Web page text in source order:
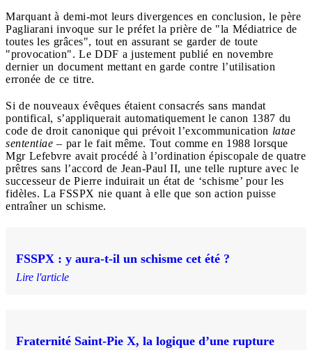
Marquant à demi-mot leurs divergences en conclusion, le père
Pagliarani invoque sur le préfet la prière de "la Médiatrice de
toutes les grâces", tout en assurant se garder de toute
"provocation". Le DDF a justement publié en novembre
dernier un document mettant en garde contre l’utilisation
erronée de ce titre.
Si de nouveaux évêques étaient consacrés sans mandat
pontifical, s’appliquerait automatiquement le canon 1387 du
code de droit canonique qui prévoit l’excommunication latae
sententiae – par le fait même. Tout comme en 1988 lorsque
Mgr Lefebvre avait procédé à l’ordination épiscopale de quatre
prêtres sans l’accord de Jean-Paul II, une telle rupture avec le
successeur de Pierre induirait un état de ‘schisme’ pour les
fidèles. La FSSPX nie quant à elle que son action puisse
entraîner un schisme.
FSSPX : y aura-t-il un schisme cet été ?
Lire l'article
Fraternité Saint-Pie X, la logique d’une rupture